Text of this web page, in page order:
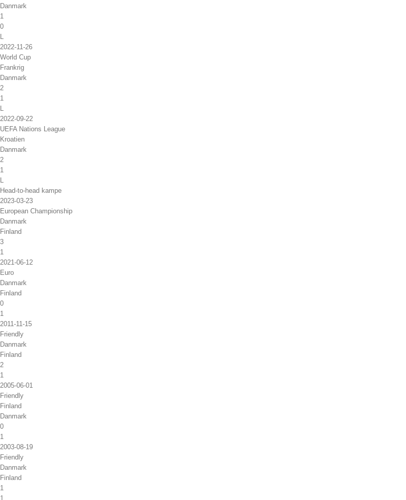
Danmark
1
0
L
2022-11-26
World Cup
Frankrig
Danmark
2
1
L
2022-09-22
UEFA Nations League
Kroatien
Danmark
2
1
L
Head-to-head kampe
2023-03-23
European Championship
Danmark
Finland
3
1
2021-06-12
Euro
Danmark
Finland
0
1
2011-11-15
Friendly
Danmark
Finland
2
1
2005-06-01
Friendly
Finland
Danmark
0
1
2003-08-19
Friendly
Danmark
Finland
1
1